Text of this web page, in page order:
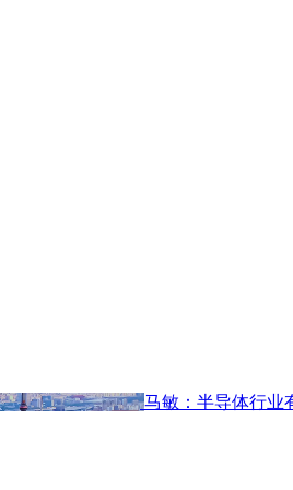
马敏：半导体行业